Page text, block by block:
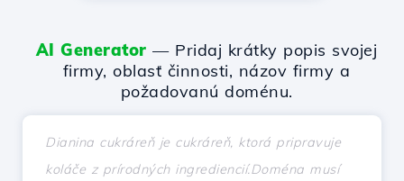
AI Generator — Pridaj krátky popis svojej
firmy, oblasť činnosti, názov firmy a
požadovanú doménu.